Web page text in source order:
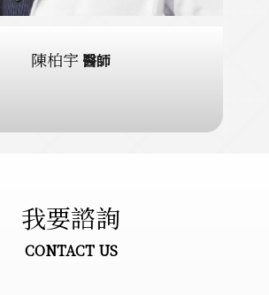
陳柏宇 醫師
我要諮詢
CONTACT US